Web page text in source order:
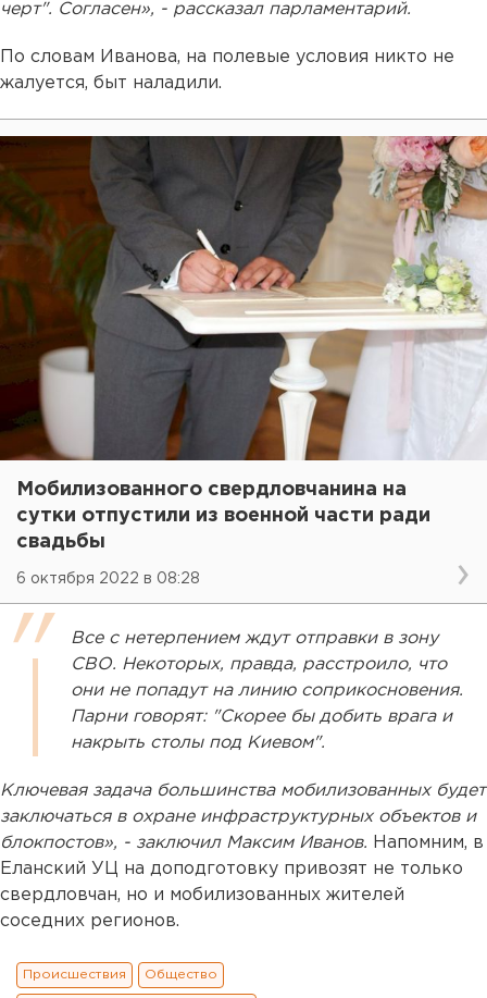
черт". Согласен», - рассказал парламентарий.
По словам Иванова, на полевые условия никто не
жалуется, быт наладили.
Мобилизованного свердловчанина на
сутки отпустили из военной части ради
свадьбы
6 октября 2022 в 08:28
Все с нетерпением ждут отправки в зону
СВО. Некоторых, правда, расстроило, что
они не попадут на линию соприкосновения.
Парни говорят: "Скорее бы добить врага и
накрыть столы под Киевом".
Ключевая задача большинства мобилизованных будет
заключаться в охране инфраструктурных объектов и
блокпостов», - заключил Максим Иванов. Напомним, в
Еланский УЦ на доподготовку привозят не только
свердловчан, но и мобилизованных жителей
соседних регионов.
Происшествия Общество